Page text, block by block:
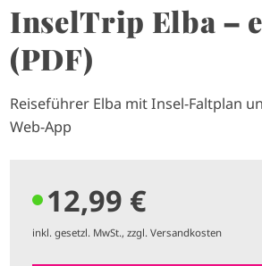
InselTrip Elba –
(PDF)
Reiseführer Elba mit Insel-Faltplan
Web-App
12,99 €
inkl. gesetzl. MwSt., zzgl. Versandkosten